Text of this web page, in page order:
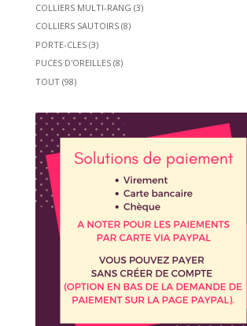
COLLIERS MULTI-RANG (3)
COLLIERS SAUTOIRS (8)
PORTE-CLES (3)
PUCES D'OREILLES (8)
TOUT (98)